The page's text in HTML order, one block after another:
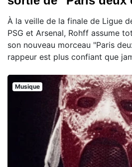
À la veille de la finale de Ligue
PSG et Arsenal, Rohff assume
son nouveau morceau "Paris
rappeur est plus confiant que
Musique